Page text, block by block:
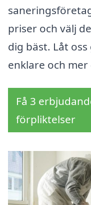
priser och välj
dig bäst. Låt
enklare och
Få 3
förpliktelser